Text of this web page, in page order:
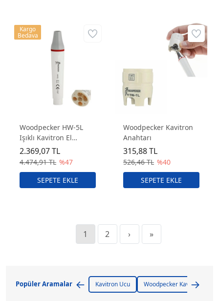
Woodpecker HW-5L
Işıklı Kavitron El
Parçası – NSK & EMS
Uyumlu
4.474,91 TL %47
2.369,07 TL
Kargo
Bedava
Woodpecker Kavitron
Anahtarı
526,46 TL %40
315,88 TL
1 2 › »
Popüler Aramalar ← Kavitron Ucu Woodpecker Kavitron
→